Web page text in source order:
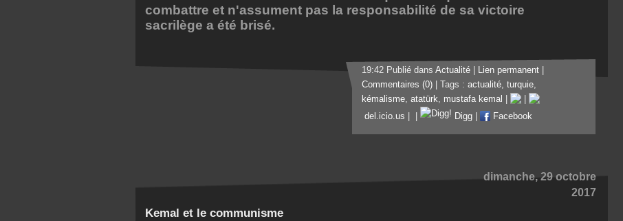
combattre et n'assument pas la responsabilité de sa victoire
sacrilège a été brisé.
19:42 Publié dans Actualité Lien permanent
Commentaires (0) | Tags : actualité, turquie,
kémalisme, atatürk, mustafa kemal
del.icio.us
Digg Facebook
dimanche, 29 octobre
2017
Kemal et le communisme